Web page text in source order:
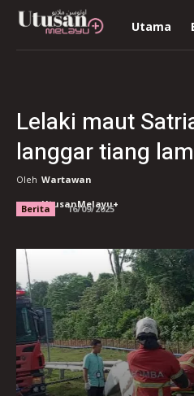
Utama
Lelaki maut
langgar tiang
Oleh Wartawan
UtusanMelayu+
Berita 16/09/2025